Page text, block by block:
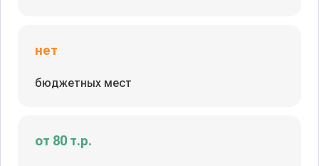
нет
бюджетных мест
от 80 т.р.